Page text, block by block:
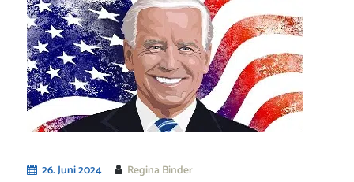
26. Juni 2024 Regina Binder